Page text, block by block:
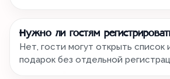
Нужно ли гостям
Нет, гости могут открыть список
подарок без отдельной